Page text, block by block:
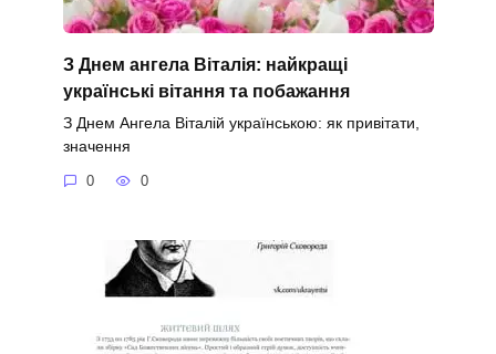
З Днем ангела Віталія: найкращі
українські вітання та побажання
З Днем Ангела Віталій українською: як привітати,
значення
0 0